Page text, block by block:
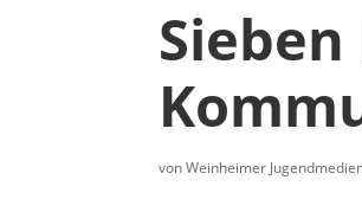
vonWeinheimer